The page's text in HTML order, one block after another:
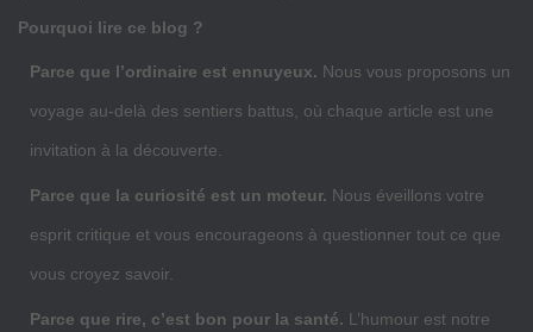
Pourquoi lire ce blog ?
Parce que l’ordinaire est ennuyeux. Nous vous proposons un
voyage au-delà des sentiers battus, où chaque article est une
invitation à la découverte.
Parce que la curiosité est un moteur. Nous éveillons votre
esprit critique et vous encourageons à questionner tout ce que
vous croyez savoir.
Parce que rire, c’est bon pour la santé. L’humour est notre